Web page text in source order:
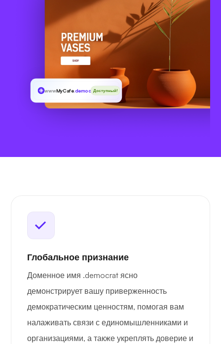
wwwMyCafe.democratДоступный!
Глобальное признание
Доменное имя .democrat ясно
демонстрирует вашу приверженность
демократическим ценностям, помогая вам
налаживать связи с единомышленниками и
организациями, а также укреплять доверие и